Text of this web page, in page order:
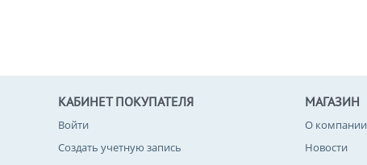
КАБИНЕТ ПОКУПАТЕЛЯ
Войти
Создать учетную запись
МАГАЗИН
О компании
Новости